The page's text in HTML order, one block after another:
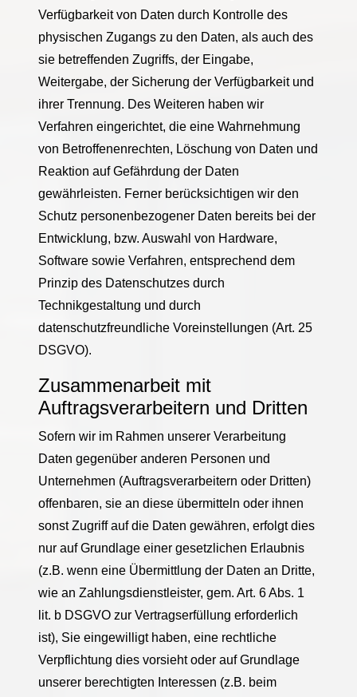
Verfügbarkeit von Daten durch Kontrolle des
physischen Zugangs zu den Daten, als auch des
sie betreffenden Zugriffs, der Eingabe,
Weitergabe, der Sicherung der Verfügbarkeit und
ihrer Trennung. Des Weiteren haben wir
Verfahren eingerichtet, die eine Wahrnehmung
von Betroffenenrechten, Löschung von Daten und
Reaktion auf Gefährdung der Daten
gewährleisten. Ferner berücksichtigen wir den
Schutz personenbezogener Daten bereits bei der
Entwicklung, bzw. Auswahl von Hardware,
Software sowie Verfahren, entsprechend dem
Prinzip des Datenschutzes durch
Technikgestaltung und durch
datenschutzfreundliche Voreinstellungen (Art. 25
DSGVO).
Zusammenarbeit mit
Auftragsverarbeitern und Dritten
Sofern wir im Rahmen unserer Verarbeitung
Daten gegenüber anderen Personen und
Unternehmen (Auftragsverarbeitern oder Dritten)
offenbaren, sie an diese übermitteln oder ihnen
sonst Zugriff auf die Daten gewähren, erfolgt dies
nur auf Grundlage einer gesetzlichen Erlaubnis
(z.B. wenn eine Übermittlung der Daten an Dritte,
wie an Zahlungsdienstleister, gem. Art. 6 Abs. 1
lit. b DSGVO zur Vertragserfüllung erforderlich
ist), Sie eingewilligt haben, eine rechtliche
Verpflichtung dies vorsieht oder auf Grundlage
unserer berechtigten Interessen (z.B. beim